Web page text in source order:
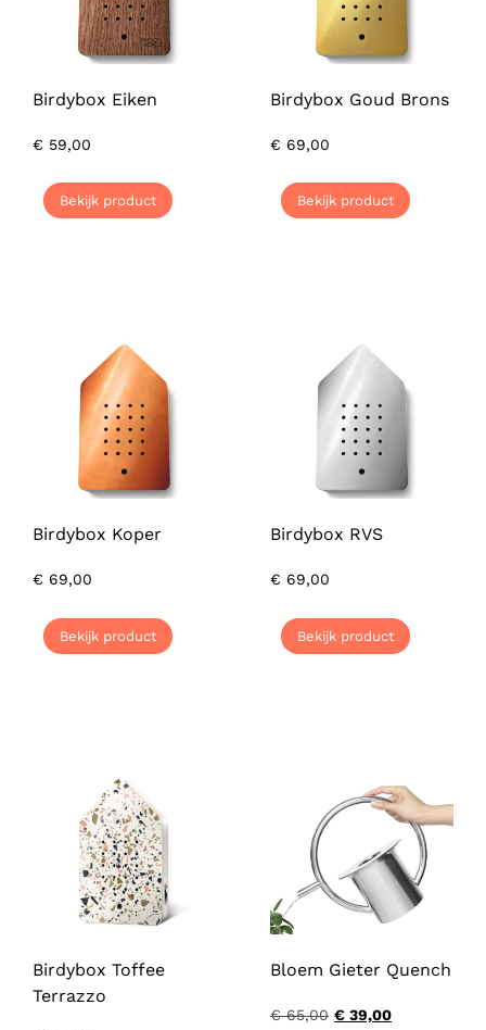
Birdybox Eiken
€ 59,00
Bekijk product
Birdybox Goud Brons
€ 69,00
Bekijk product
Birdybox Koper
€ 69,00
Bekijk product
Birdybox RVS
€ 69,00
Bekijk product
Birdybox Toffee
Terrazzo
Bloem Gieter Quench
€65,00 € 39,00